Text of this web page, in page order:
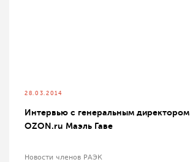
28.03.2014
Интервью с генеральным директором
OZON.ru Маэль Гаве
Новости членов РАЭК